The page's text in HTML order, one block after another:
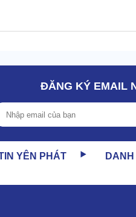
ĐĂNG KÝ EMAIL
YÊN PHÁT